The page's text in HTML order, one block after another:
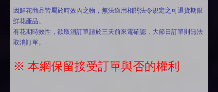
因鮮花商品皆屬於時效內之物，無法適用相關法令規定之可退貨期限
鮮花產品。
有花期時效性，欲取消訂單請於三天前來電確認，大節日訂單則無法
取消訂單。
※ 本網保留接受訂單與否的權利